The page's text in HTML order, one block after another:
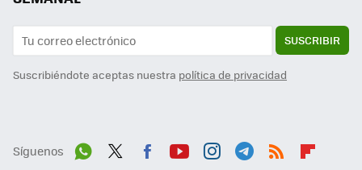
SUSCRIBIR
Suscribiéndote aceptas nuestra política de privacidad
Síguenos